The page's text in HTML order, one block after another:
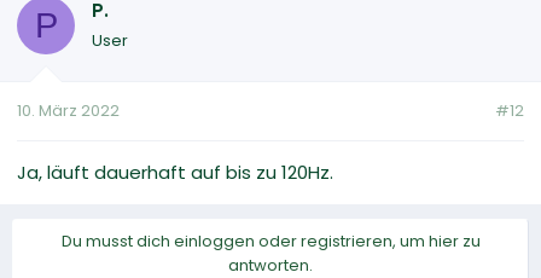
P P.
User
10. März 2022 #12
Ja, läuft dauerhaft auf bis zu 120Hz.
Du musst dich einloggen oder registrieren, um hier zu
antworten.